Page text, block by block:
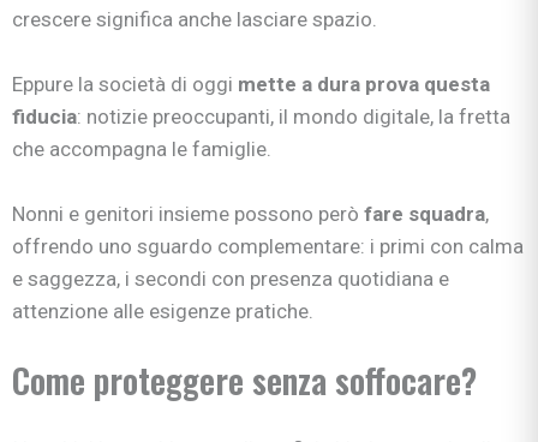
crescere significa anche lasciare spazio.
Eppure la società di oggi mette a dura prova questa
fiducia: notizie preoccupanti, il mondo digitale, la fretta
che accompagna le famiglie.
Nonni e genitori insieme possono però fare squadra,
offrendo uno sguardo complementare: i primi con calma
e saggezza, i secondi con presenza quotidiana e
attenzione alle esigenze pratiche.
Come proteggere senza soffocare?